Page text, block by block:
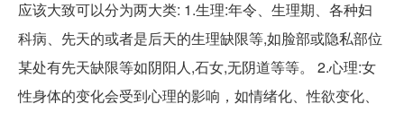
应该大致可以分为两大类: 1.生理:年令、生理期、各种妇
科病、先天的或者是后天的生理缺限等,如脸部或隐私部位
某处有先天缺限等如阴阳人,石女,无阴道等等。 2.心理:女
性身体的变化会受到心理的影响，如情绪化、性欲变化、